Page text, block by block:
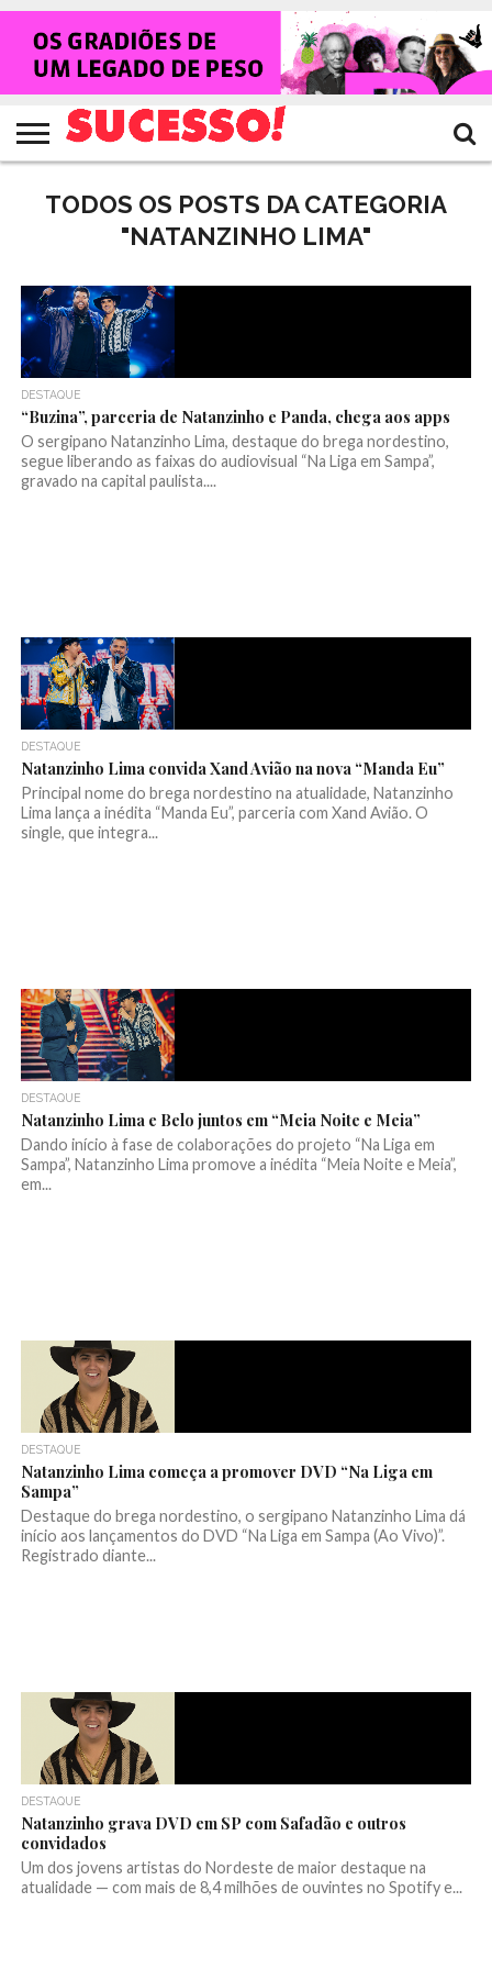
HOME
NOTÍCIAS
SHOWS
ENTREVISTAS
CLIQUES
RANKING
CROWLEY
TV
SUCESSO!
REVISTA
SUCESSO!
TODOS OS POSTS DA CATEGORIA
"NATANZINHO LIMA"
DESTAQUE
“Buzina”, parceria de Natanzinho e Panda, chega aos apps
O sergipano Natanzinho Lima, destaque do brega nordestino,
segue liberando as faixas do audiovisual “Na Liga em Sampa”,
gravado na capital paulista....
DESTAQUE
Natanzinho Lima convida Xand Avião na nova “Manda Eu”
Principal nome do brega nordestino na atualidade, Natanzinho
Lima lança a inédita “Manda Eu”, parceria com Xand Avião. O
single, que integra...
DESTAQUE
Natanzinho Lima e Belo juntos em “Meia Noite e Meia”
Dando início à fase de colaborações do projeto “Na Liga em
Sampa”, Natanzinho Lima promove a inédita “Meia Noite e Meia”,
em...
DESTAQUE
Natanzinho Lima começa a promover DVD “Na Liga em
Sampa”
Destaque do brega nordestino, o sergipano Natanzinho Lima dá
início aos lançamentos do DVD “Na Liga em Sampa (Ao Vivo)”.
Registrado diante...
DESTAQUE
Natanzinho grava DVD em SP com Safadão e outros
convidados
Um dos jovens artistas do Nordeste de maior destaque na
atualidade — com mais de 8,4 milhões de ouvintes no Spotify e...